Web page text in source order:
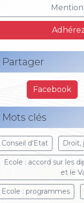
Partager
Facebook
Mots clés
Conseil d’Etat Droit,
Ecole : accord sur les
et le
Ecole : programmes